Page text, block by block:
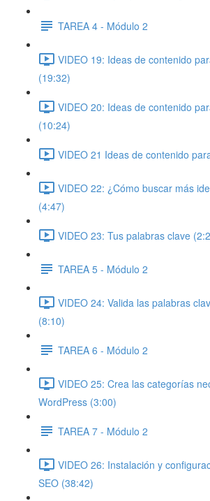
TAREA 4 - Módulo 2
VIDEO 19: Ideas de contenido
(19:32)
VIDEO 20: Ideas de contenido
(10:24)
VIDEO 21 Ideas de contenido
VIDEO 22: ¿Cómo buscar más
(4:47)
VIDEO 23: Tus palabras clave
TAREA 5 - Módulo 2
VIDEO 24: Valida las palabras
(8:10)
TAREA 6 - Módulo 2
VIDEO 25: Crea las categorías
WordPress (3:00)
TAREA 7 - Módulo 2
VIDEO 26: Instalación y
SEO (38:42)